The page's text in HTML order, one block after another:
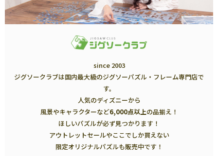
since 2003
ジグソークラブは国内最大級のジグソーパズル・フレーム専門店で
す。
人気のディズニーから
風景やキャラクターなど6,000点以上の品揃え！
ほしいパズルが必ず見つかります！
アウトレットセールやここでしか買えない
限定オリジナルパズルも販売中です！